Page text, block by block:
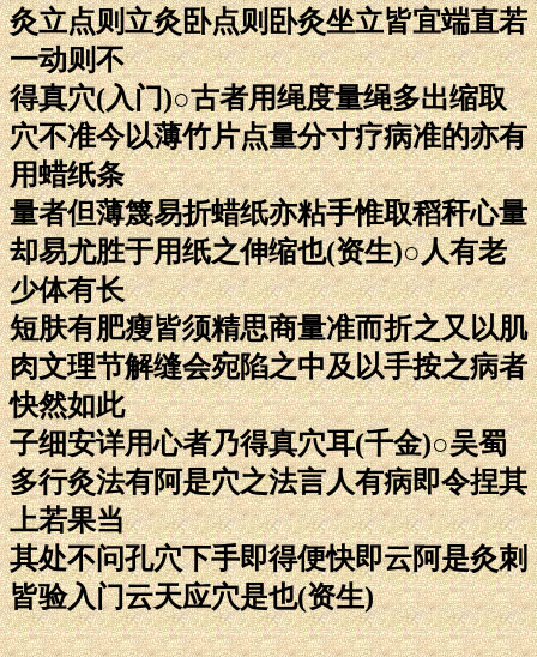
灸立点则立灸卧点则卧灸坐立皆宜端直若
一动则不
得真穴(入门)○古者用绳度量绳多出缩取
穴不准今以薄竹片点量分寸疗病准的亦有
用蜡纸条
量者但薄篾易折蜡纸亦粘手惟取稻秆心量
却易尤胜于用纸之伸缩也(资生)○人有老
少体有长
短肤有肥瘦皆须精思商量准而折之又以肌
肉文理节解缝会宛陷之中及以手按之病者
快然如此
子细安详用心者乃得真穴耳(千金)○吴蜀
多行灸法有阿是穴之法言人有病即令捏其
上若果当
其处不问孔穴下手即得便快即云阿是灸刺
皆验入门云天应穴是也(资生)